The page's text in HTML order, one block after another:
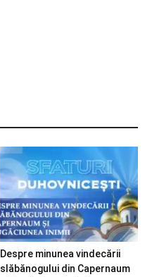
Despre minunea vindecării
slăbănogului din Capernaum